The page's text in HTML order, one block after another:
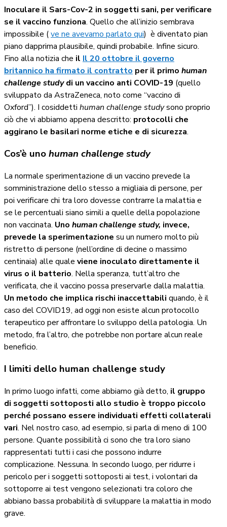
Inoculare il Sars-Cov-2 in soggetti sani, per verificare
se il vaccino funziona. Quello che all’inizio sembrava
impossibile (ve ne avevamo parlato qui) è diventato pian
piano dapprima plausibile, quindi probabile. Infine sicuro.
Fino alla notizia che il Il 20 ottobre il governo
britannico ha firmato il contratto per il primo human
challenge studydi un vaccino anti COVID-19 (quello
sviluppato da AstraZeneca, noto come “vaccino di
Oxford”). I cosiddetti human challenge studysono proprio
ciò che vi abbiamo appena descritto: protocolli che
aggirano le basilari norme etiche e di sicurezza.
Cos’è unohuman challenge study
La normale sperimentazione di un vaccino prevede la
somministrazione dello stesso a migliaia di persone, per
poi verificare chi tra loro dovesse contrarre la malattia e
se le percentuali siano simili a quelle della popolazione
non vaccinata. Uno human challenge study, invece,
prevede la sperimentazione su un numero molto più
ristretto di persone (nell’ordine di decine o massimo
centinaia) alle quale viene inoculato direttamente il
virus o il batterio. Nella speranza, tutt’altro che
verificata, che il vaccino possa preservarle dalla malattia.
Un metodo che implica rischi inaccettabili quando, è il
caso del COVID19, ad oggi non esiste alcun protocollo
terapeutico per affrontare lo sviluppo della patologia. Un
metodo, fra l’altro, che potrebbe non portare alcun reale
beneficio.
I limiti dello human challenge study
In primo luogo infatti, come abbiamo già detto, il gruppo
di soggetti sottoposti allo studio è troppo piccolo
perché possano essere individuati effetti collaterali
vari. Nel nostro caso, ad esempio, si parla di meno di 100
persone. Quante possibilità ci sono che tra loro siano
rappresentati tutti i casi che possono indurre
complicazione. Nessuna. In secondo luogo, per ridurre i
pericolo per i soggetti sottoposti ai test, i volontari da
sottoporre ai test vengono selezionati tra coloro che
abbiano bassa probabilità di sviluppare la malattia in modo
grave.